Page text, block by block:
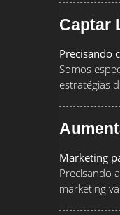
Captar
Precisando
Somos
estratégias
Marketing
Precisando
marketing